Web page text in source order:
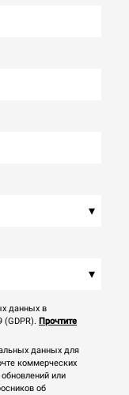
▾
▾
данных в
(GDPR). Прочтите
данных для
коммерческих
или
об